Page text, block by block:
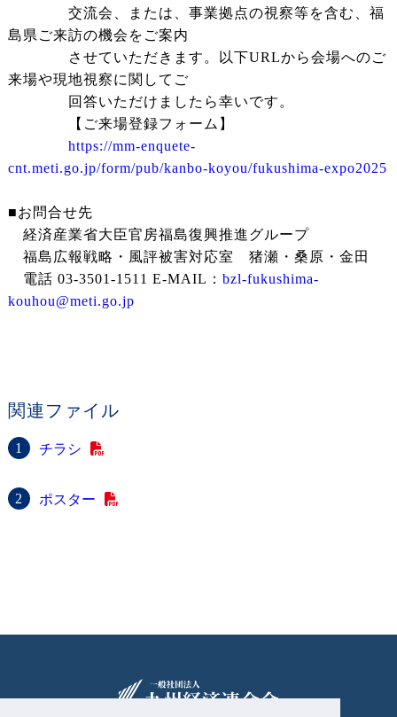
交流会、または、事業拠点の視察等を含む、福
島県ご来訪の機会をご案内
させていただきます。以下URLから会場へのご
来場や現地視察に関してご
回答いただけましたら幸いです。
【ご来場登録フォーム】
https://mm-enquete-
cnt.meti.go.jp/form/pub/kanbo-koyou/fukushima-expo2025
■お問合せ先
経済産業省大臣官房福島復興推進グループ
福島広報戦略・風評被害対応室 猪瀬・桑原・金田
電話 03-3501-1511 E-MAIL： bzl-fukushima-
kouhou@meti.go.jp
関連ファイル
チラシ
ポスター